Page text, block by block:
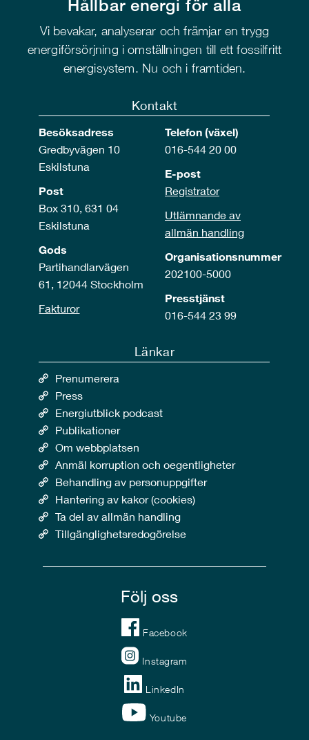
Hållbar energi för alla
Vi bevakar, analyserar och främjar en trygg
energiförsörjning i omställningen till ett fossilfritt
energisystem. Nu och i framtiden.
Kontakt
Besöksadress
Gredbyvägen 10
Eskilstuna
Post
Box 310, 631 04
Eskilstuna
Gods
Partihandlarvägen
61, 12044 Stockholm
Fakturor
Telefon (växel)
016-544 20 00
E-post
Registrator
Utlämnande av
allmän handling
Organisationsnummer
202100-5000
Presstjänst
016-544 23 99
Länkar
Prenumerera
Press
Energiutblick podcast
Publikationer
Om webbplatsen
Anmäl korruption och oegentligheter
Behandling av personuppgifter
Hantering av kakor (cookies)
Ta del av allmän handling
Tillgänglighetsredogörelse
Följ oss
Facebook
Instagram
LinkedIn
Youtube